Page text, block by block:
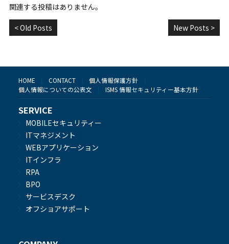
関連する投稿はありません。
< Old Posts New Posts >
HOME CONTACT
個人情報保護方針
個人情報についての公表文
ISMS 情報セキュリティー基本方針
SERVICE
MOBILEセキュリティー
ITマネジメント
WEBアプリケーション
ITインフラ
RPA
BPO
サービスデスク
オフショアサポート